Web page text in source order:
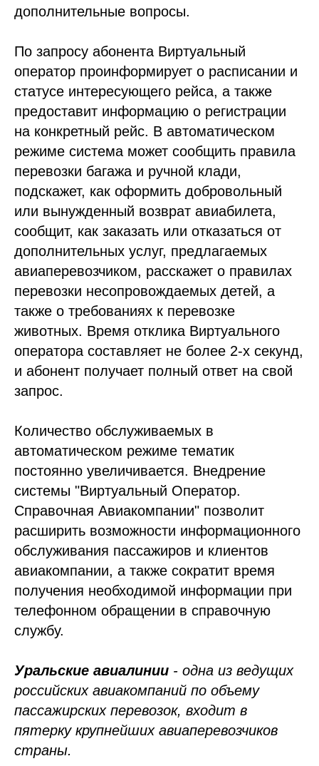
дополнительные вопросы.
По запросу абонента Виртуальный
оператор проинформирует о расписании и
статусе интересующего рейса, а также
предоставит информацию о регистрации
на конкретный рейс. В автоматическом
режиме система может сообщить правила
перевозки багажа и ручной клади,
подскажет, как оформить добровольный
или вынужденный возврат авиабилета,
сообщит, как заказать или отказаться от
дополнительных услуг, предлагаемых
авиаперевозчиком, расскажет о правилах
перевозки несопровождаемых детей, а
также о требованиях к перевозке
животных. Время отклика Виртуального
оператора составляет не более 2-х секунд,
и абонент получает полный ответ на свой
запрос.
Количество обслуживаемых в
автоматическом режиме тематик
постоянно увеличивается. Внедрение
системы "Виртуальный Оператор.
Справочная Авиакомпании" позволит
расширить возможности информационного
обслуживания пассажиров и клиентов
авиакомпании, а также сократит время
получения необходимой информации при
телефонном обращении в справочную
службу.
Уральские авиалинии - одна из ведущих
российских авиакомпаний по объему
пассажирских перевозок, входит в
пятерку крупнейших авиаперевозчиков
страны.